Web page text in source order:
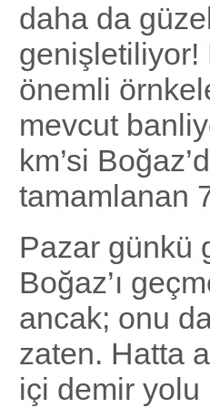
daha da
genişletiliyor!
önemli
mevcut
km’si
tamamlanan
Pazar günkü
Boğaz’ı
ancak; onu
zaten. Hatta
içi demir yolu